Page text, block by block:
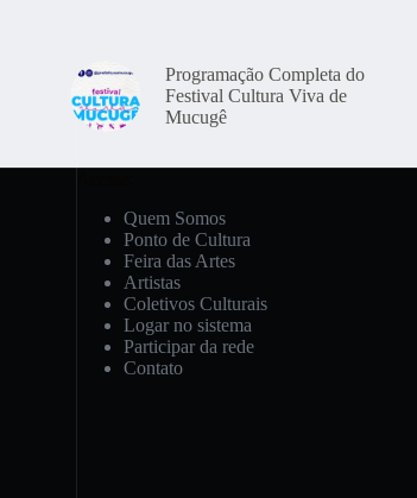
Programação Completa do
Festival Cultura Viva de
Mucugê
Quem Somos
Ponto de Cultura
Feira das Artes
Artistas
Coletivos Culturais
Logar no sistema
Participar da rede
Contato